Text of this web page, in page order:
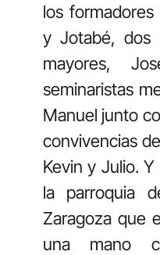
los
y Jotabé, dos
mayores,
seminaristas
Manuel junto
convivencias
Kevin y Julio.
la parroquia
Zaragoza que
una mano